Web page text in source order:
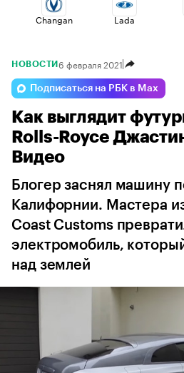
Changan Lada
Esteo Omoda
Jaecoo Volga
НОВОСТИ 6 февраля 2021
Подписаться на РБК в Max
Как выглядит
Rolls-Royce
Видео
Блогер заснял машину
Калифорнии. Мастера
Coast Customs
электромобиль,
над землей